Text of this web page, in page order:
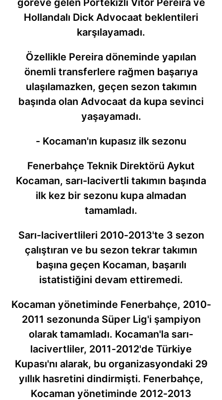
göreve gelen Portekizli Vitor Pereira ve
Hollandalı Dick Advocaat beklentileri
karşılayamadı.
Özellikle Pereira döneminde yapılan
önemli transferlere rağmen başarıya
ulaşılamazken, geçen sezon takımın
başında olan Advocaat da kupa sevinci
yaşayamadı.
- Kocaman'ın kupasız ilk sezonu
Fenerbahçe Teknik Direktörü Aykut
Kocaman, sarı-lacivertli takımın başında
ilk kez bir sezonu kupa almadan
tamamladı.
Sarı-lacivertlileri 2010-2013'te 3 sezon
çalıştıran ve bu sezon tekrar takımın
başına geçen Kocaman, başarılı
istatistiğini devam ettiremedi.
Kocaman yönetiminde Fenerbahçe, 2010-
2011 sezonunda Süper Lig'i şampiyon
olarak tamamladı. Kocaman'la sarı-
lacivertliler, 2011-2012'de Türkiye
Kupası'nı alarak, bu organizasyondaki 29
yıllık hasretini dindirmişti. Fenerbahçe,
Kocaman yönetiminde 2012-2013